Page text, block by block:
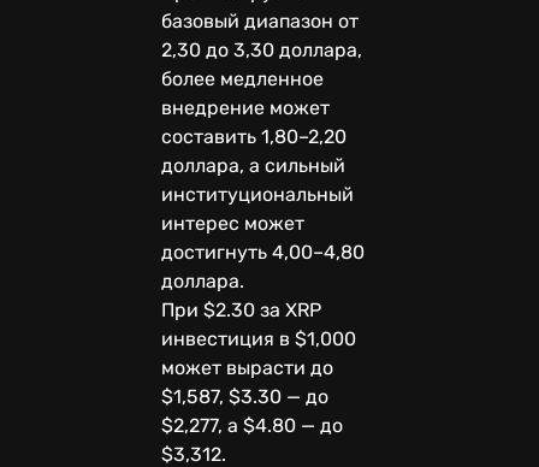
базовый диапазон от
2,30 до 3,30 доллара,
более медленное
внедрение может
составить 1,80–2,20
доллара, а сильный
институциональный
интерес может
достигнуть 4,00–4,80
доллара.
При $2.30 за XRP
инвестиция в $1,000
может вырасти до
$1,587, $3.30 — до
$2,277, а $4.80 — до
$3,312.